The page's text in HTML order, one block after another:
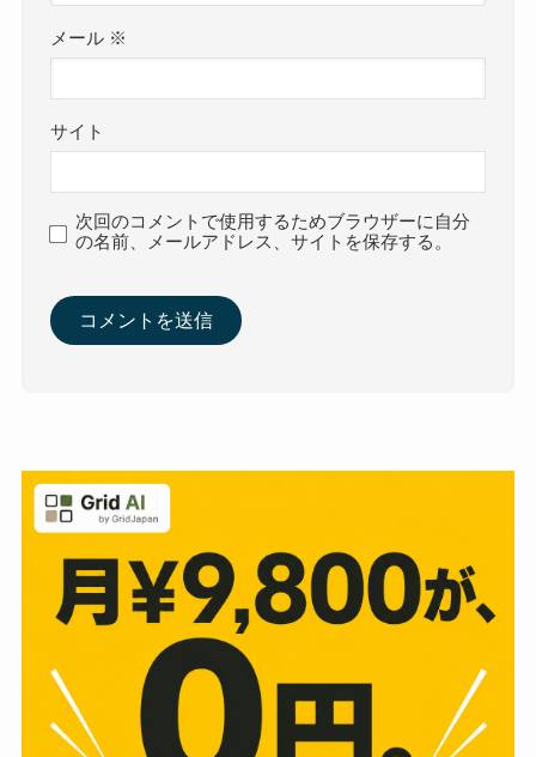
メール ※
サイト
次回のコメントで使用するためブラウザーに自分
の名前、メールアドレス、サイトを保存する。